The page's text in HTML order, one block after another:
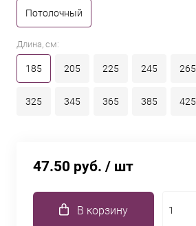
Потолочный
Длина, см:
185 205 225 245 265
325 345 365 385 425
47.50 руб. / шт
В корзину